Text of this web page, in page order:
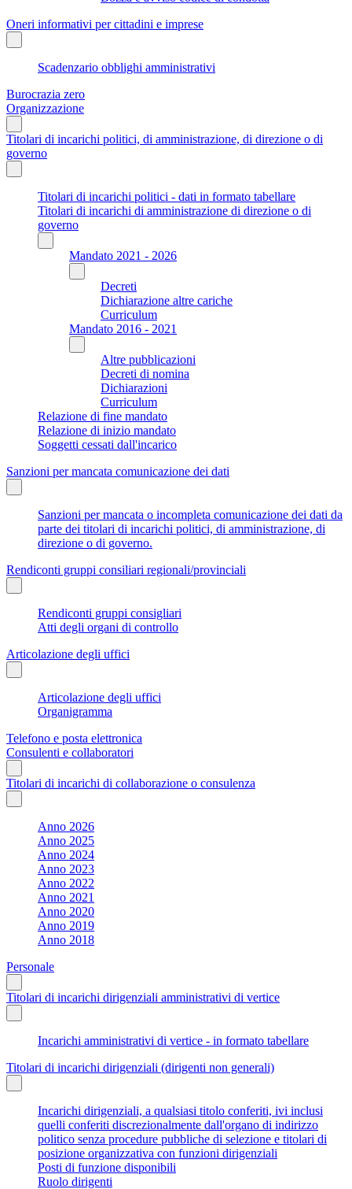
Oneri informativi per cittadini e imprese
Scadenzario obblighi amministrativi
Burocrazia zero
Organizzazione
Titolari di incarichi politici, di amministrazione, di direzione o di
governo
Titolari di incarichi politici - dati in formato tabellare
Titolari di incarichi di amministrazione di direzione o di
governo
Mandato 2021 - 2026
Decreti
Dichiarazione altre cariche
Curriculum
Mandato 2016 - 2021
Altre pubblicazioni
Decreti di nomina
Dichiarazioni
Curriculum
Relazione di fine mandato
Relazione di inizio mandato
Soggetti cessati dall'incarico
Sanzioni per mancata comunicazione dei dati
Sanzioni per mancata o incompleta comunicazione dei dati da
parte dei titolari di incarichi politici, di amministrazione, di
direzione o di governo.
Rendiconti gruppi consiliari regionali/provinciali
Rendiconti gruppi consigliari
Atti degli organi di controllo
Articolazione degli uffici
Articolazione degli uffici
Organigramma
Telefono e posta elettronica
Consulenti e collaboratori
Titolari di incarichi di collaborazione o consulenza
Anno 2026
Anno 2025
Anno 2024
Anno 2023
Anno 2022
Anno 2021
Anno 2020
Anno 2019
Anno 2018
Personale
Titolari di incarichi dirigenziali amministrativi di vertice
Incarichi amministrativi di vertice - in formato tabellare
Titolari di incarichi dirigenziali (dirigenti non generali)
Incarichi dirigenziali, a qualsiasi titolo conferiti, ivi inclusi
quelli conferiti discrezionalmente dall'organo di indirizzo
politico senza procedure pubbliche di selezione e titolari di
posizione organizzativa con funzioni dirigenziali
Posti di funzione disponibili
Ruolo dirigenti